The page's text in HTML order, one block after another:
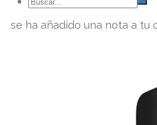
se ha añadido una nota a tu